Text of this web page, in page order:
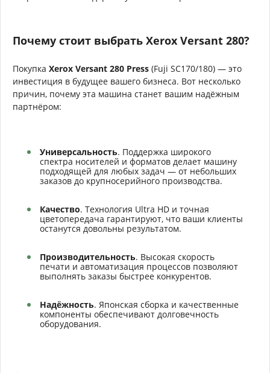
Почему стоит выбрать Xerox Versant 280?
Покупка Xerox Versant 280 Press (Fuji SC170/180) — это
инвестиция в будущее вашего бизнеса. Вот несколько
причин, почему эта машина станет вашим надёжным
партнёром:
Универсальность. Поддержка широкого
спектра носителей и форматов делает машину
подходящей для любых задач — от небольших
заказов до крупносерийного производства.
Качество. Технология Ultra HD и точная
цветопередача гарантируют, что ваши клиенты
останутся довольны результатом.
Производительность. Высокая скорость
печати и автоматизация процессов позволяют
выполнять заказы быстрее конкурентов.
Надёжность. Японская сборка и качественные
компоненты обеспечивают долговечность
оборудования.